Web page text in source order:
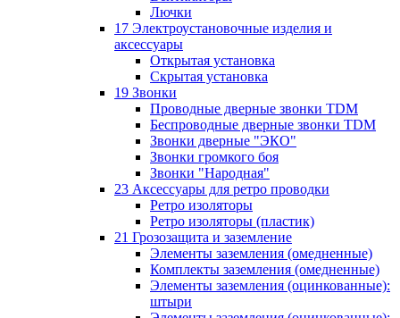
Лючки
17 Электроустановочные изделия и
аксессуары
Открытая установка
Скрытая установка
19 Звонки
Проводные дверные звонки TDM
Беспроводные дверные звонки TDM
Звонки дверные "ЭКО"
Звонки громкого боя
Звонки "Народная"
23 Аксессуары для ретро проводки
Ретро изоляторы
Ретро изоляторы (пластик)
21 Грозозащита и заземление
Элементы заземления (омедненные)
Комплекты заземления (омедненные)
Элементы заземления (оцинкованные):
штыри